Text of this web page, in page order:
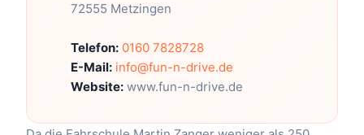
72555 Metzingen
Telefon: 0160 7828728
E-Mail: info@fun-n-drive.de
Website: www.fun-n-drive.de